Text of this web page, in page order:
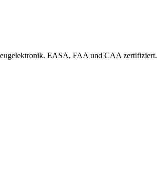
EASA, FAA und CAA zertifiziert.